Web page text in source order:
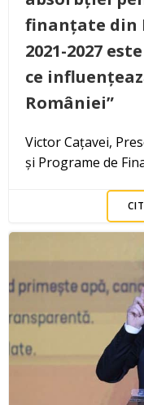
finanțate din
2021-2027
ce
României”
Victor Cațavei,
și Programe de